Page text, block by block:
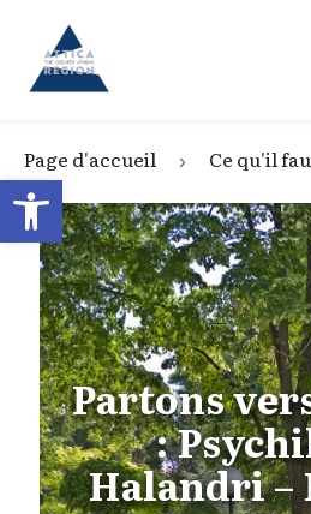
Open toolbar
Go to home
Page d'accueil Ce qu'il
Partons
:
Halandri –